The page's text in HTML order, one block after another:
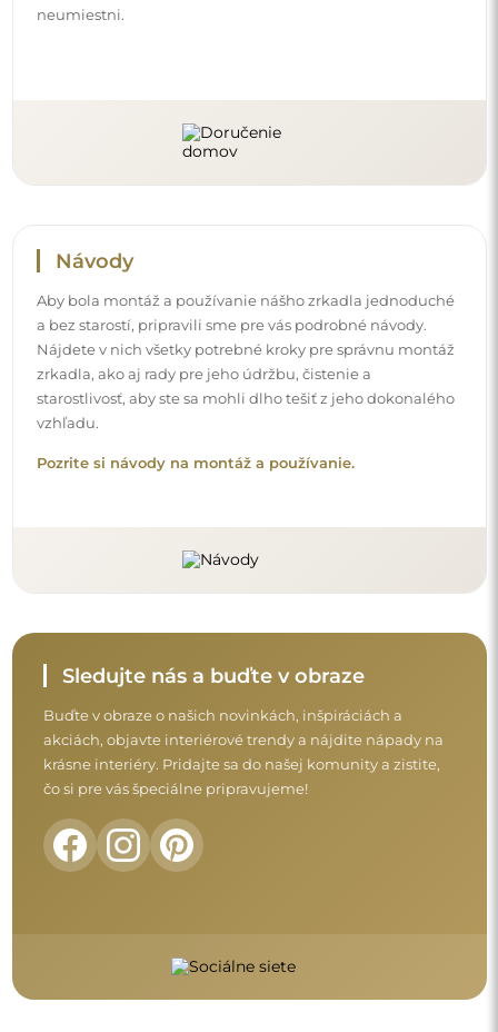
neumiestni.
Návody
Aby bola montáž a používanie nášho zrkadla jednoduché
a bez starostí, pripravili sme pre vás podrobné návody.
Nájdete v nich všetky potrebné kroky pre správnu montáž
zrkadla, ako aj rady pre jeho údržbu, čistenie a
starostlivosť, aby ste sa mohli dlho tešiť z jeho dokonalého
vzhľadu.
Pozrite si návody na montáž a používanie.
Sledujte nás a buďte v obraze
Buďte v obraze o našich novinkách, inšpiráciách a
akciách, objavte interiérové trendy a nájdite nápady na
krásne interiéry. Pridajte sa do našej komunity a zistite,
čo si pre vás špeciálne pripravujeme!